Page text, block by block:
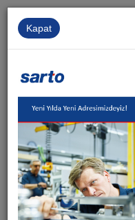
Kapat
Sarto Ürünler
Tehlikeli Alan
LC Tigo S-Tipi